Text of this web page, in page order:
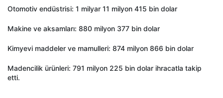
Otomotiv endüstrisi: 1 milyar 11 milyon 415 bin dolar
Makine ve aksamları: 880 milyon 377 bin dolar
Kimyevi maddeler ve mamulleri: 874 milyon 866 bin dolar
Madencilik ürünleri: 791 milyon 225 bin dolar ihracatla takip
etti.